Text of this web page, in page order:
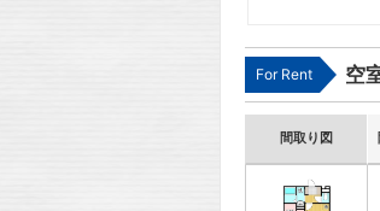
For Rent 空
間取り図